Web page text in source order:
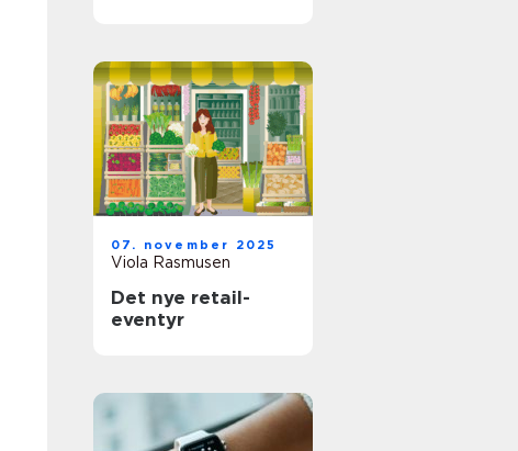
07. november 2025
Viola Rasmusen
Det nye retail-
eventyr